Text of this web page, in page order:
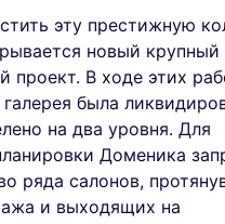
эту престижную
новый крупный
проект. В ходе этих
была
на два уровня. Для
Доменика
ряда салонов,
и выходящих на